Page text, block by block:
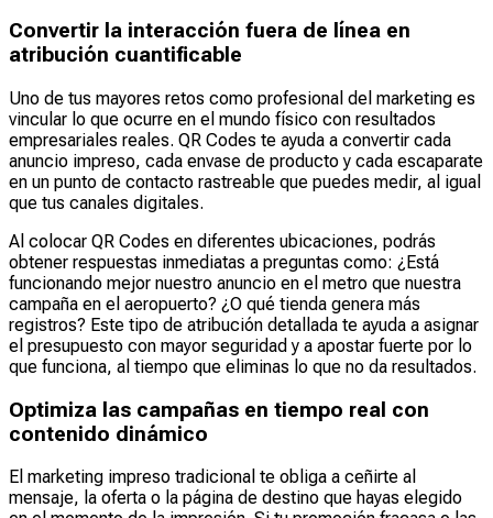
Convertir la interacción fuera de línea en
atribución cuantificable
Uno de tus mayores retos como profesional del marketing es
vincular lo que ocurre en el mundo físico con resultados
empresariales reales. QR Codes te ayuda a convertir cada
anuncio impreso, cada envase de producto y cada escaparate
en un punto de contacto rastreable que puedes medir, al igual
que tus canales digitales.
Al colocar QR Codes en diferentes ubicaciones, podrás
obtener respuestas inmediatas a preguntas como: ¿Está
funcionando mejor nuestro anuncio en el metro que nuestra
campaña en el aeropuerto? ¿O qué tienda genera más
registros? Este tipo de atribución detallada te ayuda a asignar
el presupuesto con mayor seguridad y a apostar fuerte por lo
que funciona, al tiempo que eliminas lo que no da resultados.
Optimiza las campañas en tiempo real con
contenido dinámico
El marketing impreso tradicional te obliga a ceñirte al
mensaje, la oferta o la página de destino que hayas elegido